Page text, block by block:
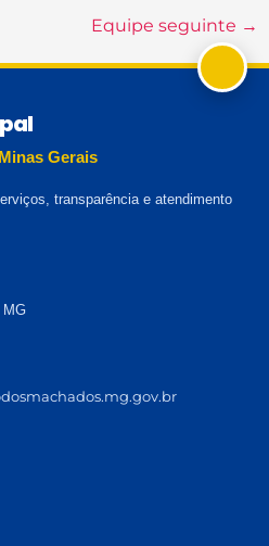
Equipe seguinte →
Gerais
transparência e atendimento